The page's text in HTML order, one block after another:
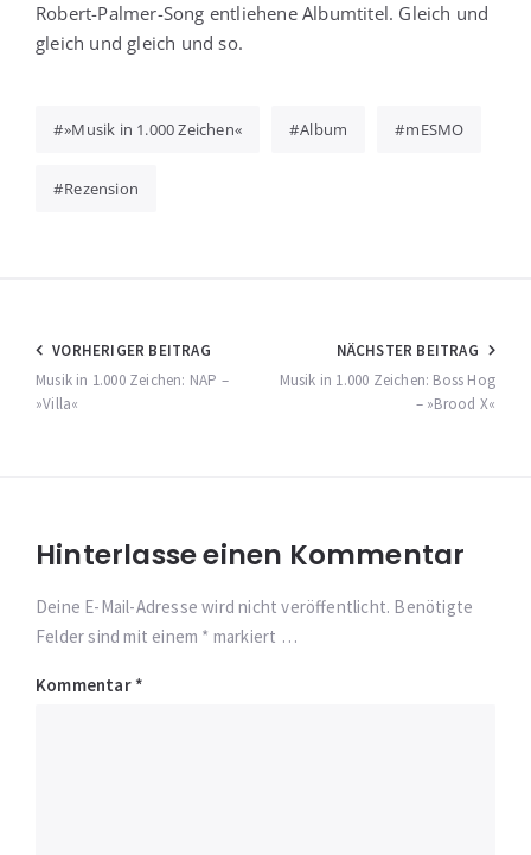
Robert-Pal­mer-Song ent­lie­he­ne Album­ti­tel. Gleich und
gleich und gleich und so.
»Musik in 1.000 Zeichen« Album mESMO
Rezension
Beitragsnavigation
VORHERIGER BEITRAG
Musik in 1.000 Zeichen: NAP –
»Villa«
NÄCHSTER BEITRAG
Musik in 1.000 Zeichen: Boss Hog
– »Brood X«
Hinterlasse einen Kommentar
Deine E-Mail-Adresse wird nicht veröffentlicht. Benötigte
Felder sind mit einem * markiert …
Kommentar *